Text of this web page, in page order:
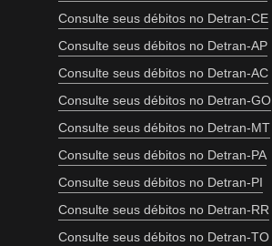
Consulte seus débitos no Detran-CE
Consulte seus débitos no Detran-AP
Consulte seus débitos no Detran-AC
Consulte seus débitos no Detran-GO
Consulte seus débitos no Detran-MT
Consulte seus débitos no Detran-PA
Consulte seus débitos no Detran-PI
Consulte seus débitos no Detran-RR
Consulte seus débitos no Detran-TO